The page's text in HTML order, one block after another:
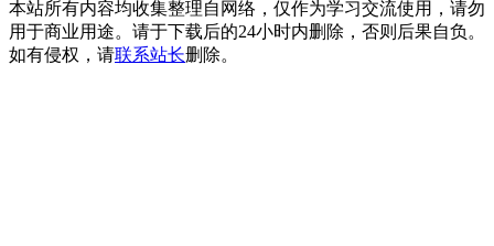
本站所有内容均收集整理自网络，仅作为学习交流使用，请勿
用于商业用途。请于下载后的24小时内删除，否则后果自负。
如有侵权，请联系站长删除。